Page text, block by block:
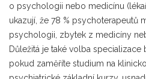
o psychologii nebo medicínu
ukazují, že 78 % psychoterapeutů
psychologii, zbytek z medicíny
Důležitá je také volba
pokud zaměříte studium na